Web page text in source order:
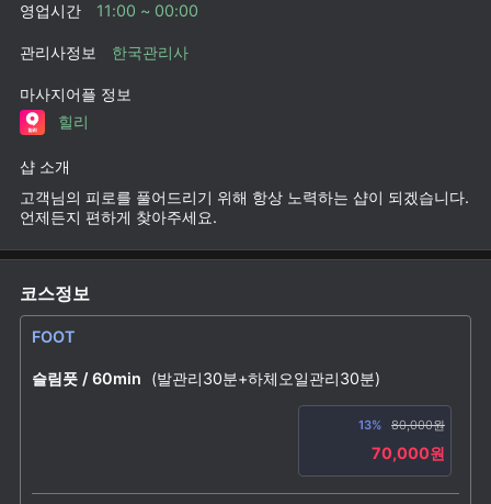
영업시간 11:00 ~ 00:00
관리사정보 한국관리사
마사지어플 정보
힐리
샵 소개
고객님의 피로를 풀어드리기 위해 항상 노력하는 샵이 되겠습니다.
언제든지 편하게 찾아주세요.
코스정보
FOOT
슬림풋 / 60min (발관리30분+하체오일관리30분)
13% 80,000원
70,000원